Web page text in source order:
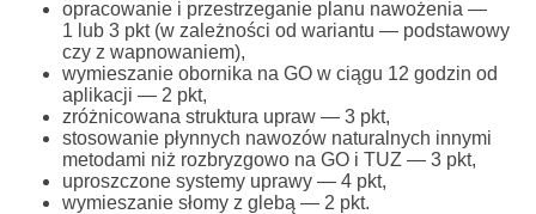
opracowanie i przestrzeganie planu nawożenia —
1 lub 3 pkt (w zależności od wariantu — podstawowy
czy z wapnowaniem),
wymieszanie obornika na GO w ciągu 12 godzin od
aplikacji — 2 pkt,
zróżnicowana struktura upraw — 3 pkt,
stosowanie płynnych nawozów naturalnych innymi
metodami niż rozbryzgowo na GO i TUZ — 3 pkt,
uproszczone systemy uprawy — 4 pkt,
wymieszanie słomy z glebą — 2 pkt.